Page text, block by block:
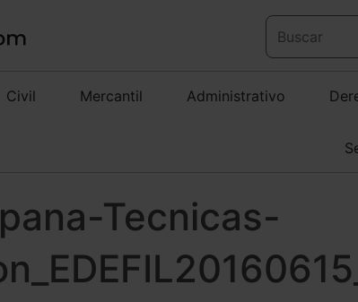
Civil Mercantil Administrativo
Tecnicas-